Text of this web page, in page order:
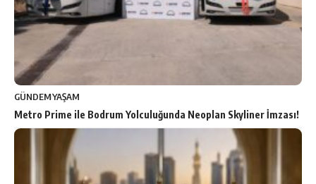
GÜNDEMYAŞAM
Metro Prime ile Bodrum Yolculuğunda Neoplan Skyliner İmzası!